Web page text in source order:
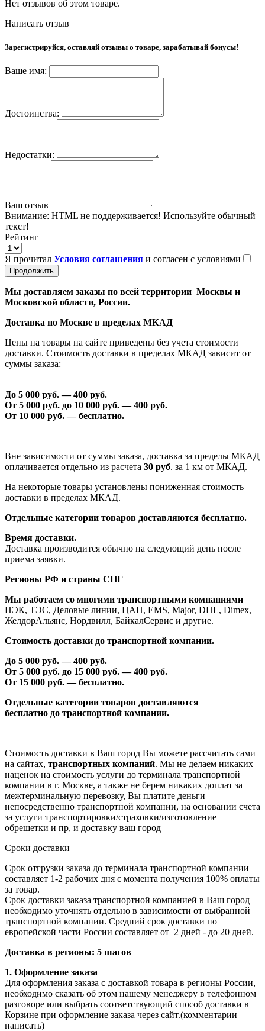
Нет отзывов об этом товаре.
Написать отзыв
Зарегистрируйся, оставляй отзывы о товаре, зарабатывай бонусы!
Ваше имя:
Достоинства:
Недостатки:
Ваш отзыв
Внимание: HTML не поддерживается! Используйте обычный
текст!
Рейтинг
Я прочитал Условия соглашения и согласен с условиями
Продолжить
Мы доставляем заказы по всей территории Москвы и
Московской области, России.
Доставка по Москве в пределах МКАД
Цены на товары на сайте приведены без учета стоимости
доставки. Стоимость доставки в пределах МКАД зависит от
суммы заказа:
До 5 000 руб. —400 руб.
От 5 000 руб. до 10 000 руб. —400 руб.
От 10 000 руб. — бесплатно.
Вне зависимости от суммы заказа, доставка за пределы МКАД
оплачивается отдельно из расчета 30 руб. за 1 км от МКАД.
На некоторые товары установлены пониженная стоимость
доставки в пределах МКАД.
Отдельные категории товаров доставляются бесплатно.
Время доставки.
Доставка производится обычно на следующий день после
приема заявки.
Регионы РФ и страны СНГ
Мы работаем со многими транспортными компаниями
ПЭК, ТЭС, Деловые линии, ЦАП, EMS, Major, DHL, Dimex,
ЖелдорАльянс, Нордвилл, БайкалСервис и другие.
Стоимость доставки до транспортной компании.
До 5 000 руб. —400 руб.
От 5 000 руб. до 15 000 руб. —400 руб.
От 15 000 руб. — бесплатно.
Отдельные категории товаров доставляются
бесплатно до транспортной компании.
Стоимость доставки в Ваш город Вы можете рассчитать сами
на сайтах, транспортных компаний. Мы не делаем никаких
наценок на стоимость услуги до терминала транспортной
компании в г. Москве, а также не берем никаких доплат за
межтерминальную перевозку, Вы платите деньги
непосредственно транспортной компании, на основании счета
за услуги транспортировки/страховки/изготовление
обрешетки и пр, и доставку ваш город
Сроки доставки
Срок отгрузки заказа до терминала транспортной компании
составляет 1-2 рабочих дня с момента получения 100% оплаты
за товар.
Срок доставки заказа транспортной компанией в Ваш город
необходимо уточнять отдельно в зависимости от выбранной
транспортной компании. Средний срок доставки по
европейской части России составляет от 2 дней - до 20 дней.
Доставка в регионы: 5 шагов
1. Оформление заказа
Для оформления заказа с доставкой товара в регионы России,
необходимо сказать об этом нашему менеджеру в телефонном
разговоре или выбрать соответствующий способ доставки в
Корзине при оформление заказа через сайт.(комментарии
написать)